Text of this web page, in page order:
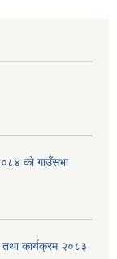
को गाउँसभा
कार्यक्रम २०८३